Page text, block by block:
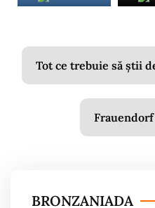
Navigare
în
Tot ce trebuie să știi
BRONZANIADA